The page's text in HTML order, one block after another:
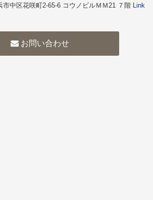
市中区花咲町2-65-6 コウノビルＭＭ21 ７階 Link
お問い合わせ